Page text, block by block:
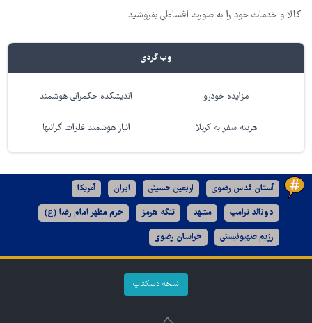
کالا و خدمات خود را به صورت اقساطی بفروشید
وب گردی
مزایده خودرو اندیشکده حکمرانی هوشمند
هزینه سفر به کربلا انبار هوشمند فلزات گرانبها
آستان قدس رضوی اربعین حسینی ایران آمریکا
دونالد ترامپ مشهد تنگه هرمز حرم مطهر امام رضا (ع)
رژیم صهیونیستی خراسان رضوی
نسخه دسکتاپ